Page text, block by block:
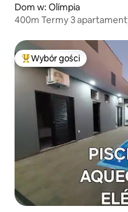
Dom w: Olímpia
400m Termy 3
Najpopularniejsze z
Wybór gości